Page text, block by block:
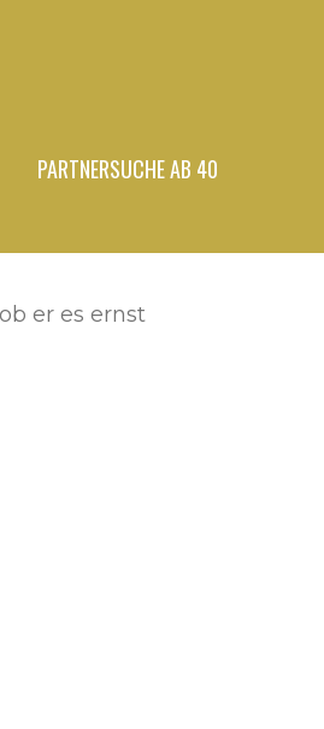
PARTNERSUCHE AB 40
er es ernst